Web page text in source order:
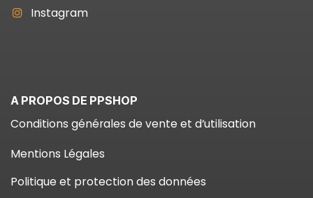
Instagram
A PROPOS DE PPSHOP
Conditions générales de vente et d’utilisation
Mentions Légales
Politique et protection des données